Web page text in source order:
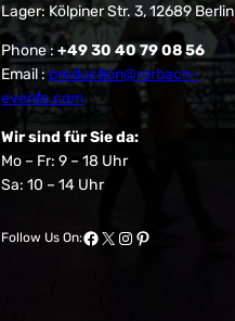
Lager: Kölpiner Str. 3, 12689 Berlin
Phone : +49 30 40 79 08 56
Email : production@rorbach-
events.com
Wir sind für Sie da:
Mo – Fr: 9 – 18 Uhr
Sa: 10 – 14 Uhr
Follow Us On:Facebook
X Instagram
Pinterest